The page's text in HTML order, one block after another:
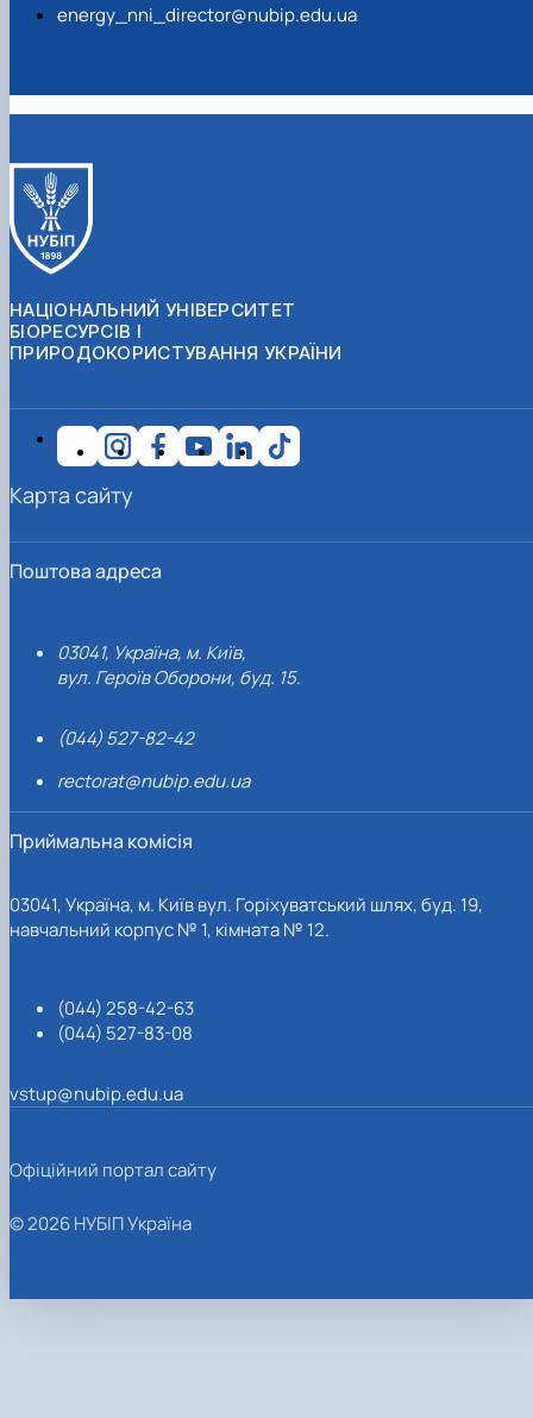
energy_nni_director@nubip.edu.ua
НАЦІОНАЛЬНИЙ УНІВЕРСИТЕТ
БІОРЕСУРСІВ І
ПРИРОДОКОРИСТУВАННЯ УКРАЇНИ
Поштова адреса
03041, Україна, м. Київ,
вул. Героїв Оборони, буд. 15.
(044) 527-82-42
rectorat@nubip.edu.ua
Приймальна комісія
03041, Україна, м. Київ вул. Горіхуватський шлях, буд. 19,
навчальний корпус № 1, кімната № 12.
(044) 258-42-63
(044) 527-83-08
vstup@nubip.edu.ua
Карта сайту
Офіційний портал сайту
© 2026 НУБІП Україна